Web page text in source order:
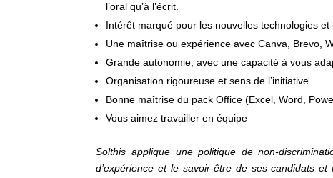
l’oral qu’à l’écrit.
Intérêt marqué pour les nouvelles technologies
Une maîtrise ou expérience avec Canva, Brevo,
Grande autonomie, avec une capacité à vous
Organisation rigoureuse et sens de l’initiative.
Bonne maîtrise du pack Office (Excel, Word,
Vous aimez travailler en équipe
Solthis applique une politique de non-
d’expérience et le savoir-être de ses candidats